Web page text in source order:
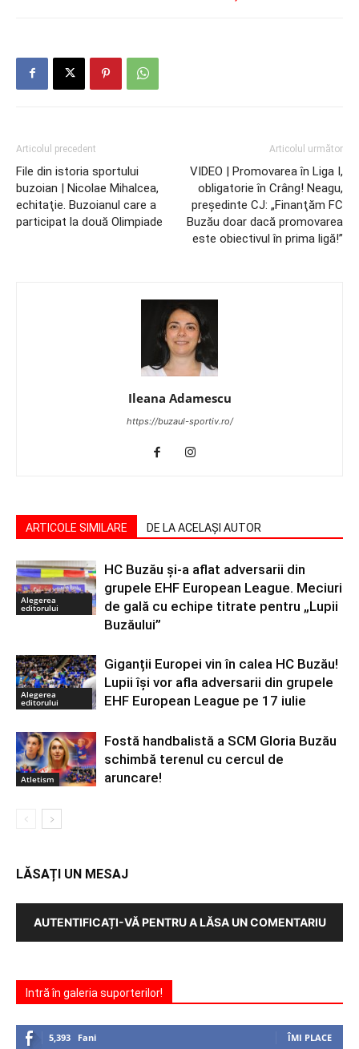
Articolul precedent
File din istoria sportului
buzoian | Nicolae Mihalcea,
echitaţie. Buzoianul care a
participat la două Olimpiade
Articolul următor
VIDEO | Promovarea în Liga I,
obligatorie în Crâng! Neagu,
preşedinte CJ: „Finanţăm FC
Buzău doar dacă promovarea
este obiectivul în prima ligă!”
Ileana Adamescu
https://buzaul-sportiv.ro/
ARTICOLE SIMILARE DE LA ACELAȘI AUTOR
Alegerea
editorului
HC Buzău și-a aflat adversarii din
grupele EHF European League. Meciuri
de gală cu echipe titrate pentru „Lupii
Buzăului”
Alegerea
editorului
Giganții Europei vin în calea HC Buzău!
Lupii își vor afla adversarii din grupele
EHF European League pe 17 iulie
Atletism
Fostă handbalistă a SCM Gloria Buzău
schimbă terenul cu cercul de
aruncare!
LĂSAȚI UN MESAJ
AUTENTIFICAȚI-VĂ PENTRU A LĂSA UN COMENTARIU
Intră în galeria suporterilor!
5,393 Fani ÎMI PLACE